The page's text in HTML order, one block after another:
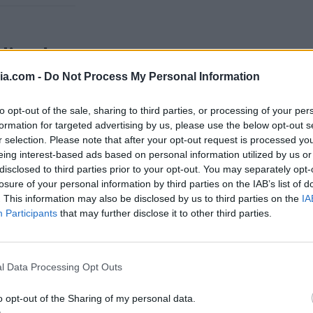
- Do Not Process My Personal Information
opt-out of the sale, sharing to third parties, or processing of your
for targeted advertising by us, please use the below opt-out
selection. Please note that after your opt-out request is processed
interest-based ads based on personal information utilized by us
to third parties prior to your opt-out. You may separately
of your personal information by third parties on the IAB’s list of
This information may also be disclosed by us to third parties on the
Participants that may further disclose it to other third parties.
Data Processing Opt Outs
opt-out of the Sharing of my personal data.
keto
rende l’impasto soffice e facile da
mentre i semi di lino e lo psyllium
alto contenuto di carboidrati.
non si sbriciola e resta morbida anche
ma vuoi comunque mangiare qualcosa di